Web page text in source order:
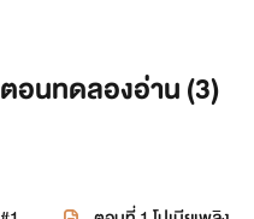
ตอนทดลองอ่าน (3)